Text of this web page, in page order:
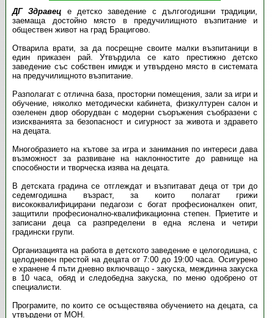
ДГ Здравец е детско заведение с дългогодишни традиции,
заемаща достойно място в предучилищното възпитание и
обществен живот на град Брацигово.
Отварила врати, за да посрещне своите малки възпитаници в
един приказен рай. Утвърдила се като престижно детско
заведение със собствен имидж и утвърдено място в системата
на предучилищното възпитание.
Разполагат с отлична база, просторни помещения, зали за игри и
обучение, няколко методически кабинета, физкултурен салон и
озеленен двор оборудван с модерни съоръжения съобразени с
изискванията за безопасност и сигурност за живота и здравето
на децата.
Многобразието на кътове за игра и занимания по интереси дава
възможност за развиване на наклонностите до равнище на
способности и творческа изява на децата.
В детската градина се отглеждат и възпитават деца от три до
седемгодишна възраст, за които полагат грижи
висококвалифицирани педагози с богат професионалкен опит,
защитили професионално-квалификационна степен. Приетите и
записани деца са разпределени в една яслена и четири
градински групи.
Организацията на работа в детското заведение е целогодишна, с
целодневен престой на децата от 7:00 до 19:00 часа. Осигурено
е хранене 4 пъти дневно включващо - закуска, междинна закуска
в 10 часа, обяд и следобедна закуска, по меню одобрено от
специалисти.
Програмите, по които се осъществява обучението на децата, са
утвърдени от МОН.